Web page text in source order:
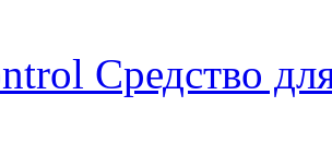
Средство